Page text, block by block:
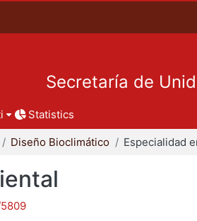
Secretaría de
Statistics
Diseño Bioclimático